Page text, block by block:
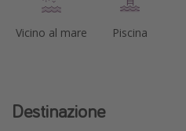
Vicino al mare Piscina
Destinazione